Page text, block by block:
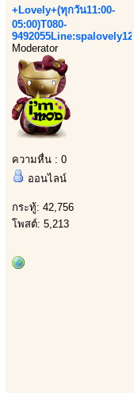
+Lovely+(ทุกวัน11:00-
05:00)T080-
9492055Line:spalovely123
Moderator
ความหื่น : 0
ออนไลน์
กระทู้: 42,756
โพสต์: 5,213